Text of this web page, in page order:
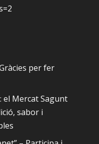
per fer
el Mercat Sagunt
sabor i